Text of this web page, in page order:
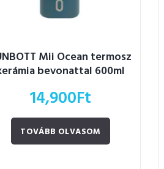
Mii Ocean termosz
bevonattal 600ml
14,900Ft
TOVÁBB OLVASOM